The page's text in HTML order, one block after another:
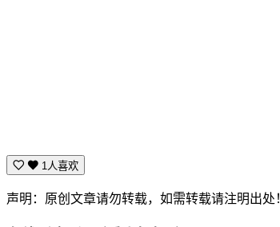
1人喜欢
声明：原创文章请勿转载，如需转载请注明出处